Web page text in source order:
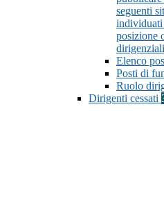
seguenti
individuati
posizione
Elenco
Posti di
Ruolo
Dirigenti cessati